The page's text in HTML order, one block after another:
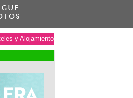
y Alojamiento